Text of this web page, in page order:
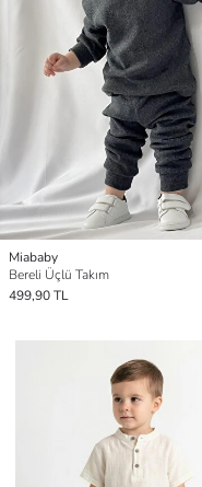
Miababy
Bereli Üçlü Takım
499,90 TL